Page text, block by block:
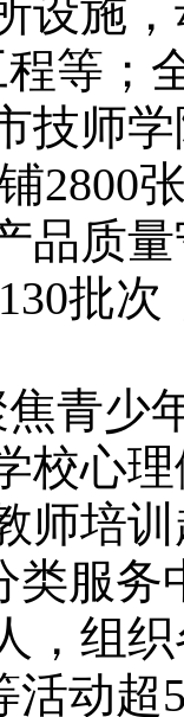
设施
等；
技师
2800
品质
批
青少
校心
师培
类服务
，组
活动超